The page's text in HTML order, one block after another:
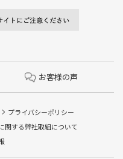
お客様の声
プライバシーポリシー
関する弊社取組について